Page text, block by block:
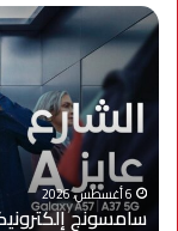
سامسونج
إلكترونيكس
مصر
تتعاون
ويجز
وLege-
Cy
في
6 أغسطس، 2026